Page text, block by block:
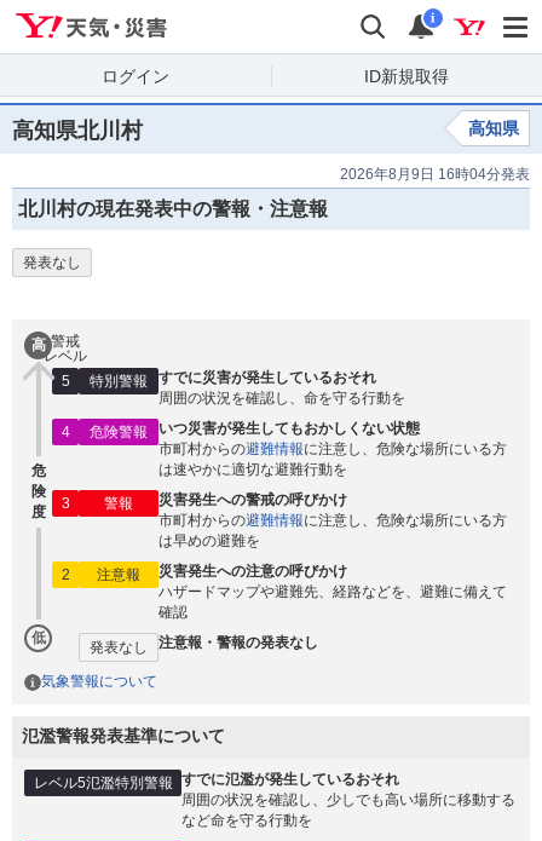
検索 通知
i
ログイン ID新規取得
高知県北川村 高知県
2026年8月9日 16時04分発表
北川村の現在発表中の警報・注意報
発表なし
高
危
険
度
低
警戒
レベル
5
特別警報
すでに災害が発生しているおそれ
周囲の状況を確認し、命を守る行動を
4
危険警報
いつ災害が発生してもおかしくない状態
市町村からの避難情報に注意し、危険な場所にいる方
は速やかに適切な避難行動を
3
警報
災害発生への警戒の呼びかけ
市町村からの避難情報に注意し、危険な場所にいる方
は早めの避難を
2
注意報
災害発生への注意の呼びかけ
ハザードマップや避難先、経路などを、避難に備えて
確認
発表なし 注意報・警報の発表なし
気象警報について
氾濫警報発表基準について
レベル5氾濫特別警報 すでに氾濫が発生しているおそれ
周囲の状況を確認し、少しでも高い場所に移動する
など命を守る行動を